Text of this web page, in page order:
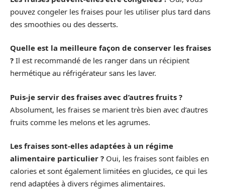
pouvez congeler les fraises pour les utiliser plus tard dans
des smoothies ou des desserts.
Quelle est la meilleure façon de conserver les fraises
? Il est recommandé de les ranger dans un récipient
hermétique au réfrigérateur sans les laver.
Puis-je servir des fraises avec d’autres fruits ?
Absolument, les fraises se marient très bien avec d’autres
fruits comme les melons et les agrumes.
Les fraises sont-elles adaptées à un régime
alimentaire particulier ? Oui, les fraises sont faibles en
calories et sont également limitées en glucides, ce qui les
rend adaptées à divers régimes alimentaires.